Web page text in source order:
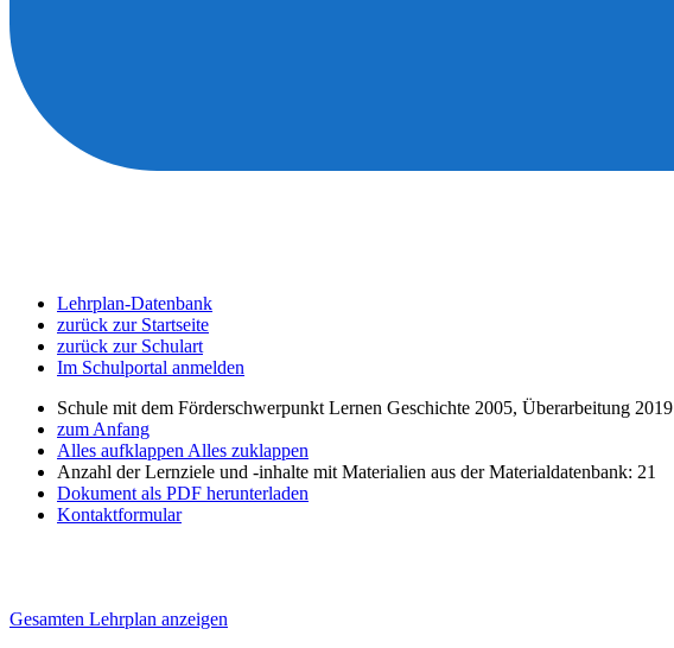
Lehrplan-Datenbank
zurück zur Startseite
zurück zur Schulart
Im Schulportal anmelden
Schule mit dem Förderschwerpunkt Lernen Geschichte 2005, Überarbeitung 2019
zum Anfang
Alles aufklappen Alles zuklappen
Anzahl der Lernziele und -inhalte mit Materialien aus der Materialdatenbank: 21
Dokument als PDF herunterladen
Kontaktformular
Gesamten Lehrplan anzeigen